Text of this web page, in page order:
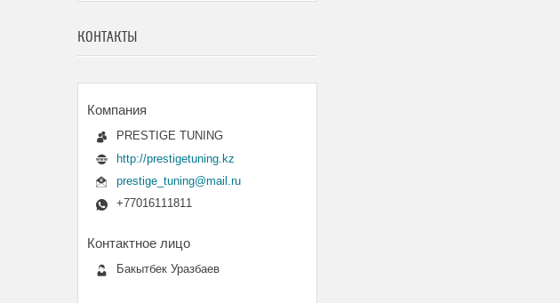
КОНТАКТЫ
PRESTIGE TUNING
http://prestigetuning.kz
prestige_tuning@mail.ru
+77016111811
Бакытбек Уразбаев